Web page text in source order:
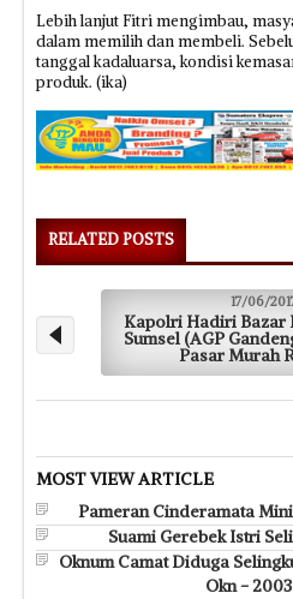
Lebih lanjut Fitri mengimbau,
dalam memilih dan membeli.
tanggal kadaluarsa, kondisi
produk. (ika)
RELATED POSTS
17/06/
Kapolri Hadiri Bazar
Sumsel (AGP
Pasar Murah
MOST VIEW ARTICLE
Pameran Cinderamata
Suami Gerebek Istri
Oknum Camat Diduga
Okn -